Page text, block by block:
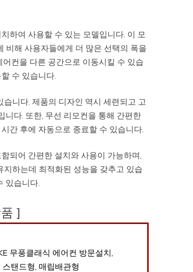
하여 사용할 수 있는 모델입니다. 이 모
비해 사용자들에게 더 많은 선택의 폭을
컨을 다른 공간으로 이동시킬 수 있습
수 있습니다.
니다. 제품의 디자인 역시 세련되고 고
다. 또한, 무선 리모컨을 통해 간편한
간 후에 자동으로 종료할 수 있습니다.
되어 간편한 설치와 사용이 가능하며,
하는데 최적화된 성능을 갖추고 있습
있습니다.
]
무풍클래식 에어컨 방문설치,
탠드형, 매립배관형